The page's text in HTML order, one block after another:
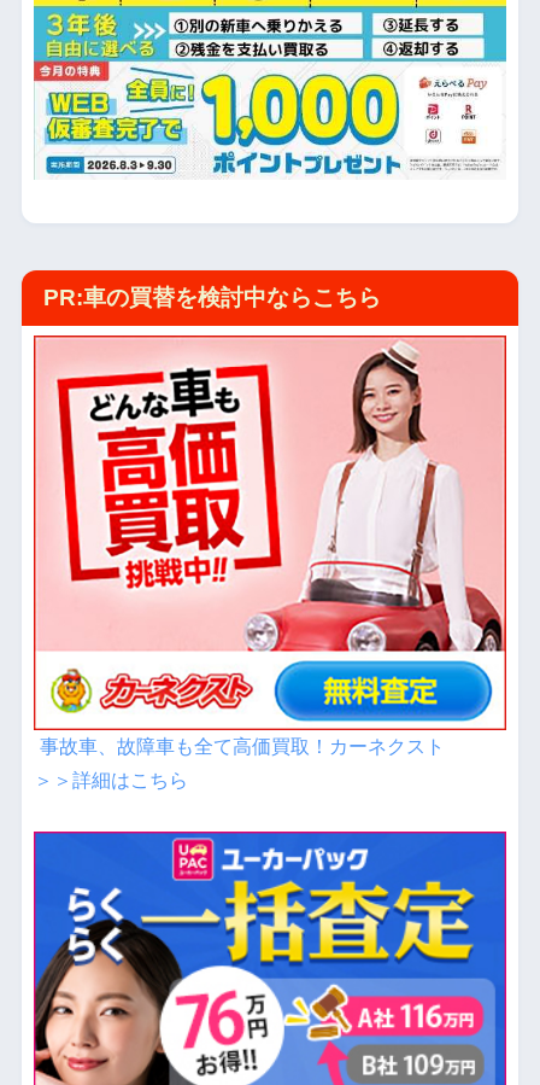
PR:車の買替を検討中ならこちら
事故車、故障車も全て高価買取！カーネクスト
＞＞詳細はこちら